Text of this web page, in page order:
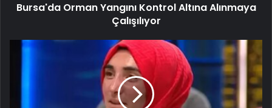
Bursa'da Orman Yangını Kontrol Altına Alınmaya
Çalışılıyor